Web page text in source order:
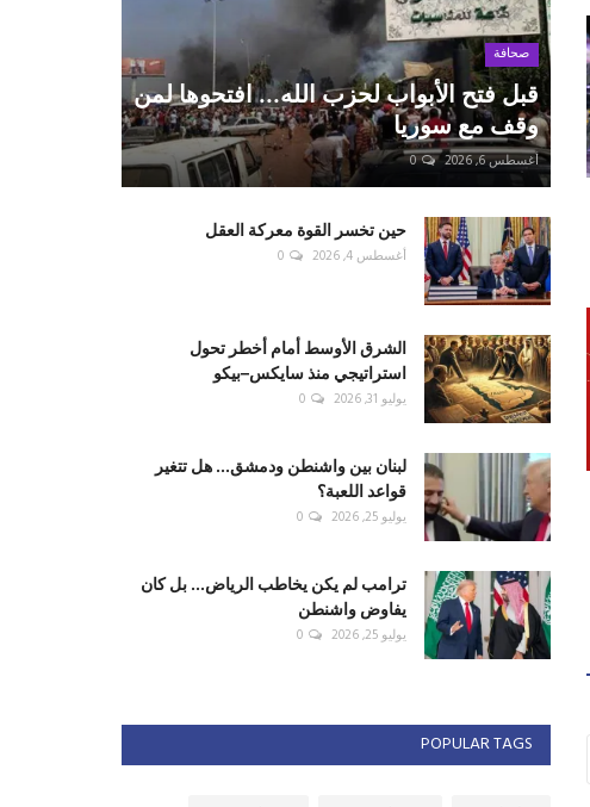
صحافة
قبل فتح الأبواب لحزب الله... افتحوها لمن
وقف مع سوريا
أغسطس 6, 2026 0
حين تخسر القوة معركة العقل
أغسطس 4, 2026 0
الشرق الأوسط أمام أخطر تحول
استراتيجي منذ سايكس–بيكو
يوليو 31, 2026 0
لبنان بين واشنطن ودمشق... هل تتغير
قواعد اللعبة؟
يوليو 25, 2026 0
ترامب لم يكن يخاطب الرياض... بل كان
يفاوض واشنطن
يوليو 25, 2026 0
POPULAR TAGS